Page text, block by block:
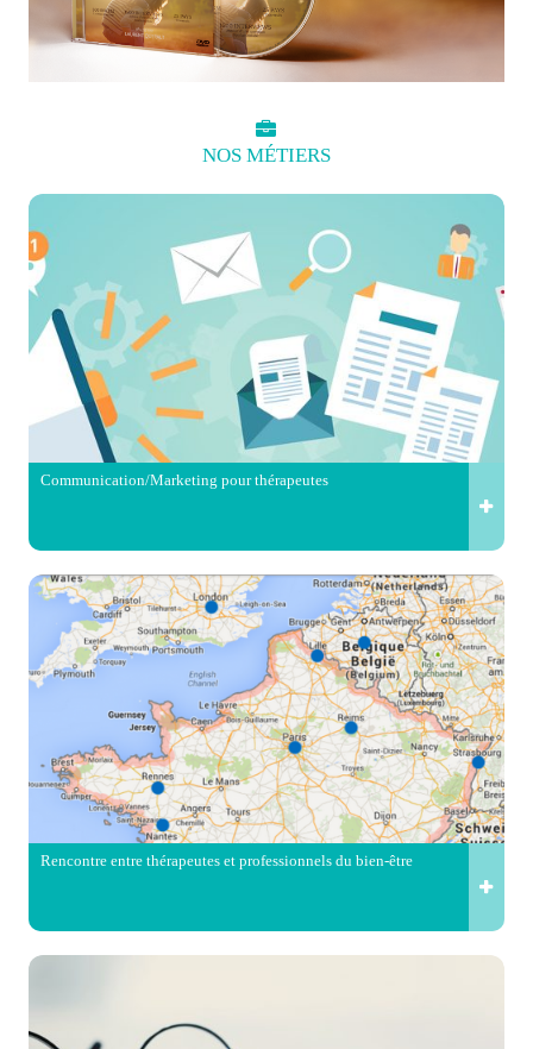
NOS MÉTIERS
Communication/Marketing pour thérapeutes
Rencontre entre thérapeutes et professionnels du bien-être